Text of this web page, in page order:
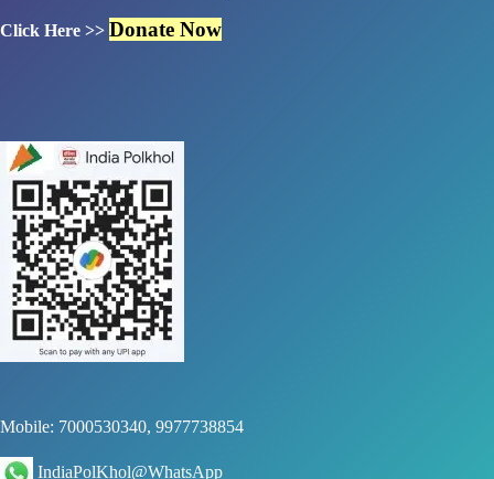
Click Here >> Donate Now
Mobile: 7000530340, 9977738854
IndiaPolKhol@WhatsApp